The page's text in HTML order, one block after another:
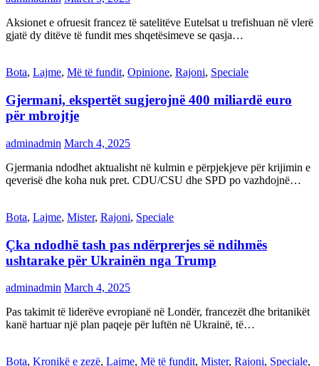
Aksionet e ofruesit francez të satelitëve Eutelsat u trefishuan në vlerë
gjatë dy ditëve të fundit mes shqetësimeve se qasja…
Bota, Lajme, Më të fundit, Opinione, Rajoni, Speciale
Gjermani, ekspertët sugjerojnë 400 miliardë euro
për mbrojtje
adminadmin March 4, 2025
Gjermania ndodhet aktualisht në kulmin e përpjekjeve për krijimin e
qeverisë dhe koha nuk pret. CDU/CSU dhe SPD po vazhdojnë…
Bota, Lajme, Mister, Rajoni, Speciale
Çka ndodhë tash pas ndërprerjes së ndihmës
ushtarake për Ukrainën nga Trump
adminadmin March 4, 2025
Pas takimit të liderëve evropianë në Londër, francezët dhe britanikët
kanë hartuar një plan paqeje për luftën në Ukrainë, të…
Bota, Kronikë e zezë, Lajme, Më të fundit, Mister, Rajoni, Speciale,